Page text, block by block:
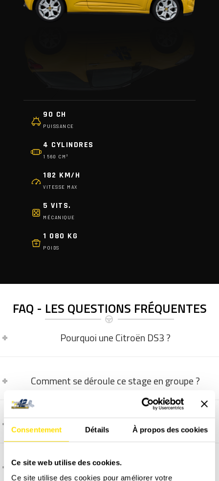
Consentement Détails À propos des cookies
Ce site web utilise des cookies.
Ce site utilise des cookies pour améliorer votre
90 CH
PUISSANCE
4 CYLINDRES
1 560 CM³
182 KM/H
VITESSE MAX
5 VITS.
MÉCANIQUE
1 080 KG
POIDS
FAQ - LES QUESTIONS FRÉQUENTES
Pourquoi une Citroën DS3 ?
Comment se déroule ce stage en groupe ?
A qui s'adresse ce stage ?
Comment et quand programmer un stage ?